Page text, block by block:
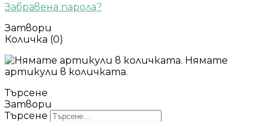
Забравена парола?
Затвори
Количка (0)
Нямате
артикули в количката.
Търсене
Затвори
Търсене